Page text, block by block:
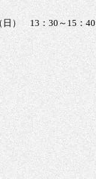
日） 13：30～15：40